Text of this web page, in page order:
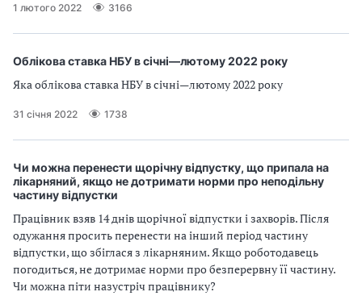
1 лютого 2022 3166
Облікова ставка НБУ в січні—лютому 2022 року
Яка облікова ставка НБУ в січні—лютому 2022 року
31 січня 2022 1738
Чи можна перенести щорічну відпустку, що припала на
лікарняний, якщо не дотримати норми про неподільну
частину відпустки
Працівник взяв 14 днів щорічної відпустки і захворів. Після
одужання просить перенести на інший період частину
відпустки, що збіглася з лікарняним. Якщо роботодавець
погодиться, не дотримає норми про безперервну її частину.
Чи можна піти назустріч працівнику?